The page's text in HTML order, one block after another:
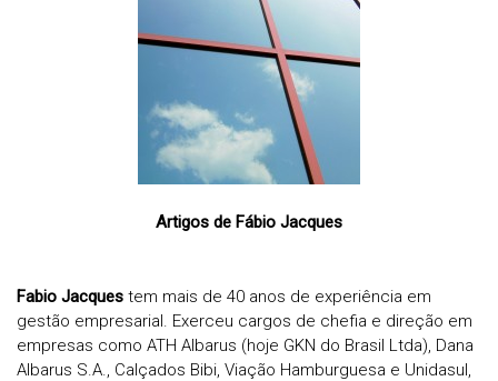
Artigos de Fábio Jacques
Fabio Jacques tem mais de 40 anos de experiência em
gestão empresarial. Exerceu cargos de chefia e direção em
empresas como ATH Albarus (hoje GKN do Brasil Ltda), Dana
Albarus S.A., Calçados Bibi, Viação Hamburguesa e Unidasul,